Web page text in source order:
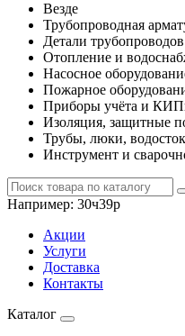
Везде
Трубопроводная
Детали трубопроводов
Отопление и
Насосное
Пожарное
Приборы учёта и
Изоляция, защитные
Трубы, люки, водосток
Инструмент и
Например: 30ч39р
Акции
Услуги
Доставка
Контакты
Каталог